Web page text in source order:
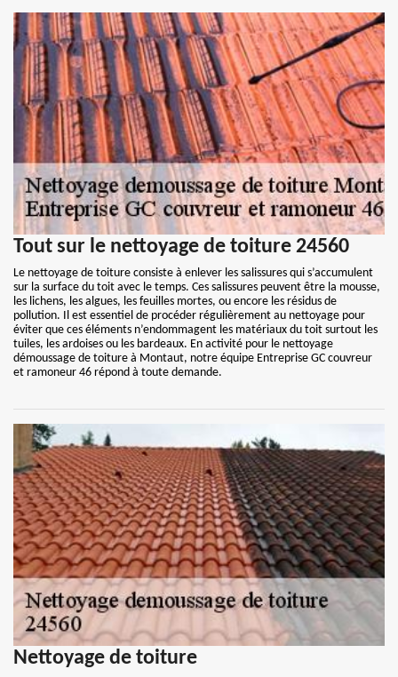
Tout sur le nettoyage de toiture 24560
Le nettoyage de toiture consiste à enlever les salissures qui s’accumulent
sur la surface du toit avec le temps. Ces salissures peuvent être la mousse,
les lichens, les algues, les feuilles mortes, ou encore les résidus de
pollution. Il est essentiel de procéder régulièrement au nettoyage pour
éviter que ces éléments n’endommagent les matériaux du toit surtout les
tuiles, les ardoises ou les bardeaux. En activité pour le nettoyage
démoussage de toiture à Montaut, notre équipe Entreprise GC couvreur
et ramoneur 46 répond à toute demande.
Nettoyage de toiture